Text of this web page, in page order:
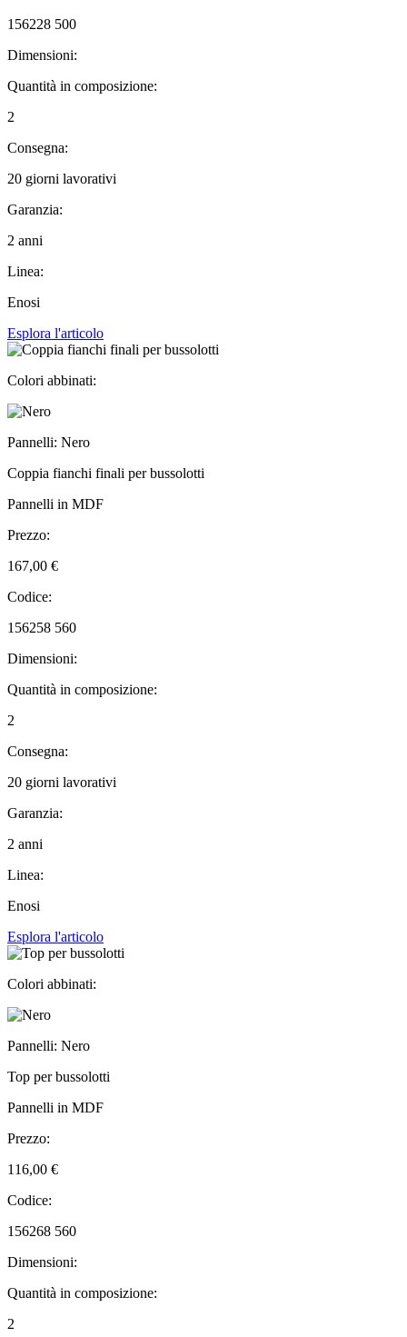
156228 500
Dimensioni:
Quantità in composizione:
2
Consegna:
20 giorni lavorativi
Garanzia:
2 anni
Linea:
Enosi
Esplora l'articolo
Colori abbinati:
Pannelli: Nero
Coppia fianchi finali per bussolotti
Pannelli in MDF
Prezzo:
167,00 €
Codice:
156258 560
Dimensioni:
Quantità in composizione:
2
Consegna:
20 giorni lavorativi
Garanzia:
2 anni
Linea:
Enosi
Esplora l'articolo
Colori abbinati:
Pannelli: Nero
Top per bussolotti
Pannelli in MDF
Prezzo:
116,00 €
Codice:
156268 560
Dimensioni:
Quantità in composizione:
2